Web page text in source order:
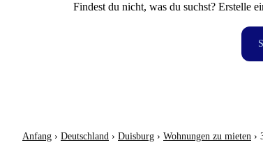
Findest du nicht, was du suchst? Erstelle
Anfang › Deutschland › Duisburg › Wohnungen zu mieten ›